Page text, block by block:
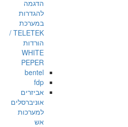
הדגמה
להגדרות
במערכת
TELETEK /
הורדות
WHITE
PEPER
bentel
fdp
אביזרים
אוניברסלים
למערכות
אש